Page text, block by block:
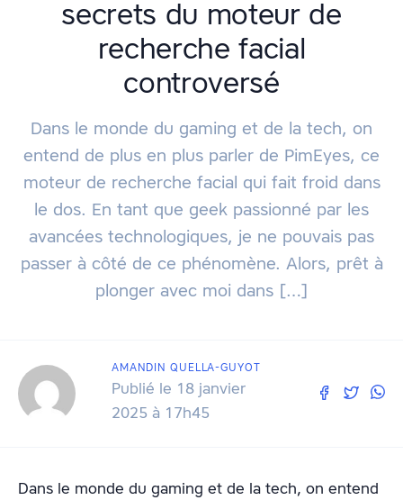
secrets du moteur de
recherche facial
controversé
Dans le monde du gaming et de la tech, on
entend de plus en plus parler de PimEyes, ce
moteur de recherche facial qui fait froid dans
le dos. En tant que geek passionné par les
avancées technologiques, je ne pouvais pas
passer à côté de ce phénomène. Alors, prêt à
plonger avec moi dans […]
AMANDIN QUELLA-GUYOT
Publié le 18 janvier
2025 à 17h45
Dans le monde du gaming et de la tech, on entend